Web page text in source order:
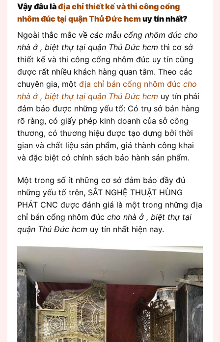
Vậy đâu làđịa chỉ thiết kế và thi công cổng
nhôm đúc tại quận Thủ Đức hcmuy tín nhất?
Ngoài thắc mắc về các mẫu cổng nhôm đúc cho
nhà ở , biệt thự tại quận Thủ Đức hcm thì cơ sở
thiết kế và thi công cổng nhôm đúc uy tín cũng
được rất nhiều khách hàng quan tâm. Theo các
chuyên gia, một địa chỉ bán cổng nhôm đúc cho
nhà ở , biệt thự tại quận Thủ Đức hcm uy tín phải
đảm bảo được những yếu tố: Có trụ sở bán hàng
rõ ràng, có giấy phép kinh doanh của sở công
thương, có thương hiệu được tạo dựng bởi thời
gian và chất liệu sản phẩm, giá thành công khai
và đặc biệt có chính sách bảo hành sản phẩm.
Một trong số ít những cơ sở đảm bảo đầy đủ
những yếu tố trên, SẮT NGHỆ THUẬT HÙNG
PHÁT CNC được đánh giá là một trong những địa
chỉ bán cổng nhôm đúc cho nhà ở , biệt thự tại
quận Thủ Đức hcm uy tín nhất hiện nay.